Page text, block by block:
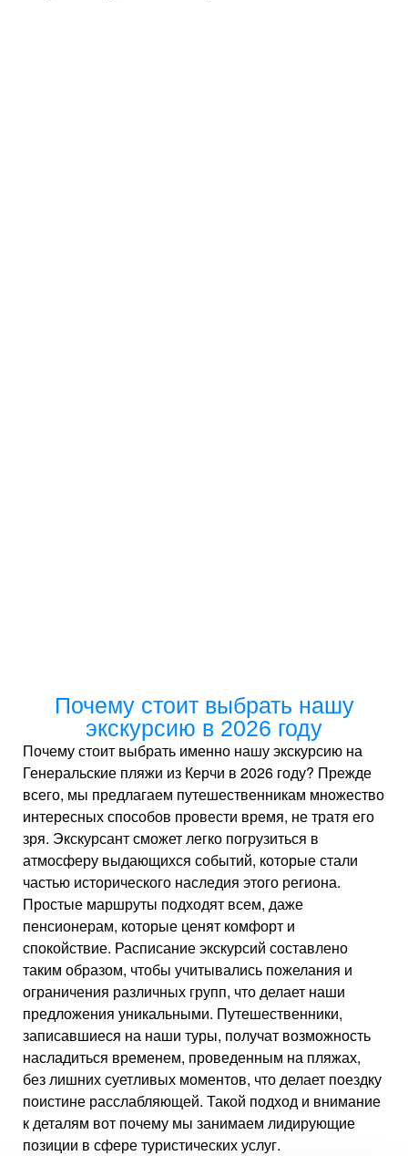
Почему стоит выбрать нашу
экскурсию в 2026 году
Почему стоит выбрать именно нашу экскурсию на
Генеральские пляжи из Керчи в 2026 году? Прежде
всего, мы предлагаем путешественникам множество
интересных способов провести время, не тратя его
зря. Экскурсант сможет легко погрузиться в
атмосферу выдающихся событий, которые стали
частью исторического наследия этого региона.
Простые маршруты подходят всем, даже
пенсионерам, которые ценят комфорт и
спокойствие. Расписание экскурсий составлено
таким образом, чтобы учитывались пожелания и
ограничения различных групп, что делает наши
предложения уникальными. Путешественники,
записавшиеся на наши туры, получат возможность
насладиться временем, проведенным на пляжах,
без лишних суетливых моментов, что делает поездку
поистине расслабляющей. Такой подход и внимание
к деталям вот почему мы занимаем лидирующие
позиции в сфере туристических услуг.